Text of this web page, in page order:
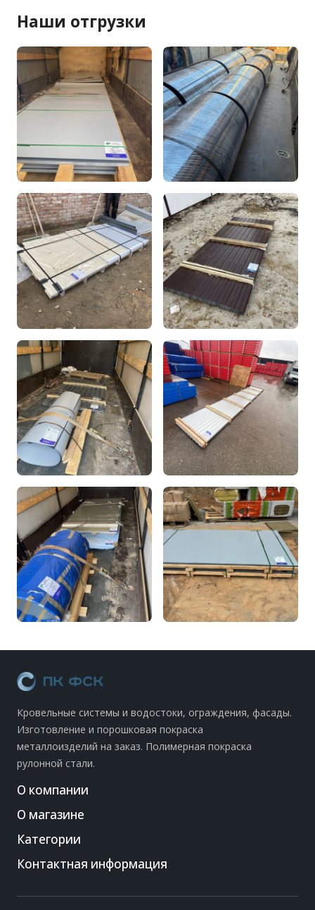
Наши отгрузки
Кровельные системы и водостоки, ограждения, фасады.
Изготовление и порошковая покраска
металлоизделий на заказ. Полимерная покраска
рулонной стали.
О компании
О магазине
Категории
Контактная информация